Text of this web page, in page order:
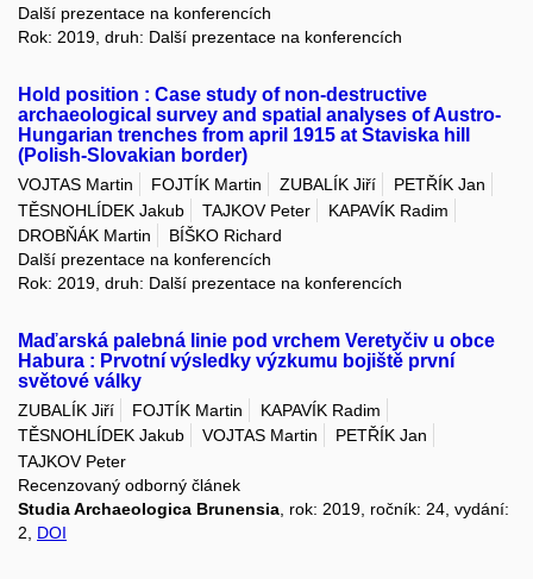
Další prezentace na konferencích
Rok: 2019, druh: Další prezentace na konferencích
Hold position : Case study of non-destructive
archaeological survey and spatial analyses of Austro-
Hungarian trenches from april 1915 at Staviska hill
(Polish-Slovakian border)
VOJTAS Martin FOJTÍK Martin ZUBALÍK Jiří
PETŘÍK Jan
TĚSNOHLÍDEK Jakub
TAJKOV Peter
KAPAVÍK Radim
DROBŇÁK Martin
BÍŠKO Richard
Další prezentace na konferencích
Rok: 2019, druh: Další prezentace na konferencích
Maďarská palebná linie pod vrchem Veretyčiv u obce
Habura : Prvotní výsledky výzkumu bojiště první
světové války
ZUBALÍK Jiří FOJTÍK Martin
KAPAVÍK Radim
TĚSNOHLÍDEK Jakub
VOJTAS Martin
PETŘÍK Jan
TAJKOV Peter
Recenzovaný odborný článek
Studia Archaeologica Brunensia , rok: 2019, ročník: 24, vydání:
2, DOI